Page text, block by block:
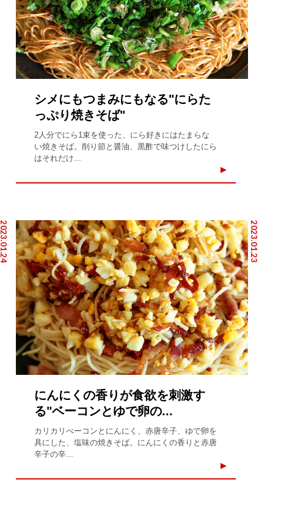
シメにもつまみにもなる"にらた
っぷり焼きそば"
2人分でにら1束を使った、にら好きにはたまらな
い焼きそば。削り節と醤油、黒酢で味つけしたにら
はそれだけ...
2023.01.24 2023.01.23
にんにくの香りが食欲を刺激す
る"ベーコンとゆで卵の...
カリカリべーコンとにんにく、赤唐辛子、ゆで卵を
具にした、塩味の焼きそば。にんにくの香りと赤唐
辛子の辛...